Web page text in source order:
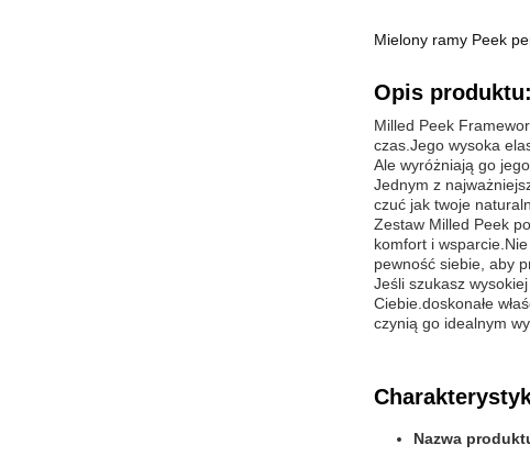
Mielony ramy Peek
Opis produktu:
Milled Peek
czas.Jego wysoka
Ale wyróżniają go
Jednym z
czuć jak twoje
Zestaw Milled Peek
komfort i
pewność siebie, aby
Jeśli szukasz
Ciebie.doskonałe
czynią go idealnym
Nazwa